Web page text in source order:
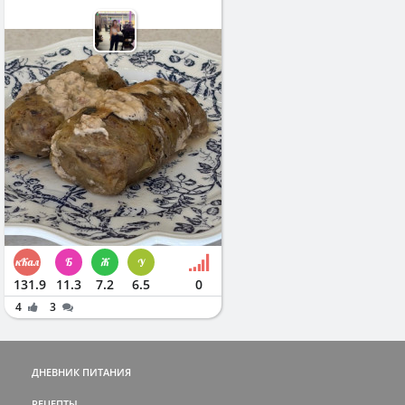
131.9 11.3 7.2 6.5 0
4 3
ДНЕВНИК ПИТАНИЯ